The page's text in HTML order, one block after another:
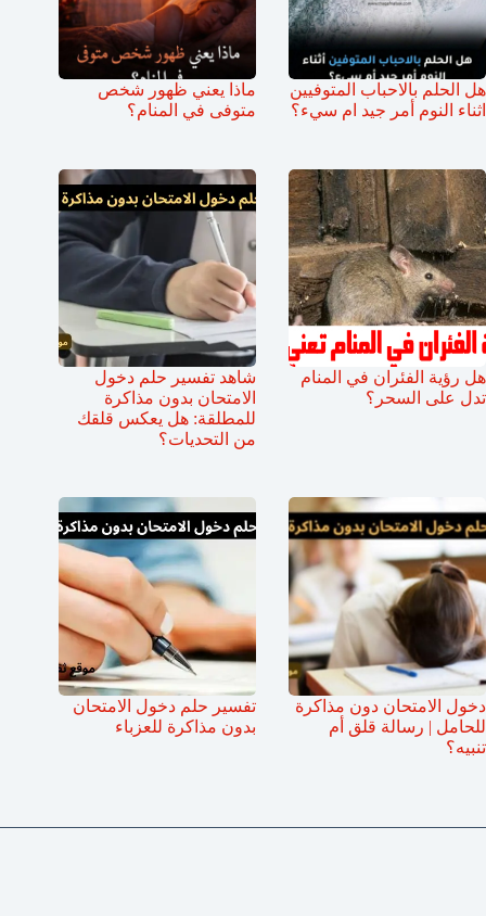
هل الحلم بالاحباب المتوفيين
اثناء النوم أمر جيد ام سيء؟
ماذا يعني ظهور شخص
متوفى في المنام؟
هل رؤية الفئران في المنام
تدل على السحر؟
شاهد تفسير حلم دخول
الامتحان بدون مذاكرة
للمطلقة: هل يعكس قلقك
من التحديات؟
دخول الامتحان دون مذاكرة
للحامل | رسالة قلق أم
تنبيه؟
تفسير حلم دخول الامتحان
بدون مذاكرة للعزباء